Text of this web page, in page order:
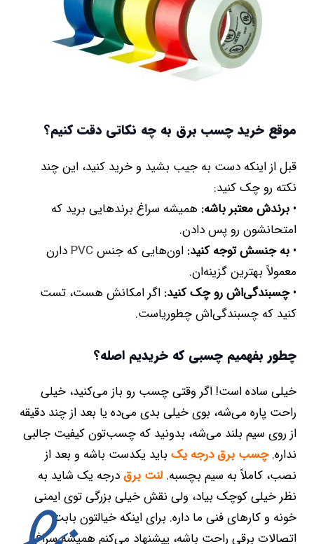
موقع خرید چسب برق به چه نکاتی دقت کنیم؟
قبل از اینکه دست به جیب بشید و خرید کنید، این چند
نکته رو چک کنید:
• برندش معتبر باشه: همیشه سراغ برندهایی برید که
امتحانشون رو پس دادن.
•به جنسش توجه کنید: اون‌هایی که جنس PVC دارن
معمولاً بهترین گزینه‌ان.
•چسبندگی‌اش رو چک کنید: اگر امکانش هست، تست
کنید که چسبندگی‌اش چطوریاست.
چطور بفهمیم چسبی که خریدیم اصله؟
خیلی ساده است! اگر وقتی چسب رو باز می‌کنید، خیلی
راحت پاره می‌شه، بوی خیلی بدی می‌ده یا بعد از چند دقیقه
از روی سیم بلند می‌شه، بدونید که چسب‌تون کیفیت جالبی
نداره.چسب برق درجه یکباید یکدست باشه و بعد از
نصب، کاملاً به سیم بچسبه.لنت برقدرجه یک شاید به
نظر خیلی کوچک بیاد، ولی نقش خیلی بزرگی توی ایمنی
خونه و کارهای فنی ما داره. برای اینکه خیالتون بابت
اتصالات برقی راحت باشه، پیشنهاد می‌کنم همیشه سراغ